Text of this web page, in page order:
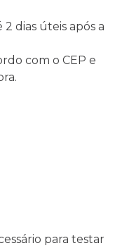
dias úteis após a
com o CEP e
para testar